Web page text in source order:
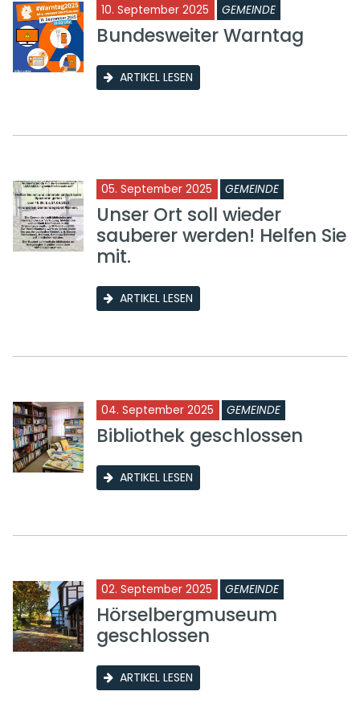
10. September 2025 GEMEINDE
Bundesweiter Warntag
ARTIKEL LESEN
05. September 2025 GEMEINDE
Unser Ort soll wieder
sauberer werden! Helfen Sie
mit.
ARTIKEL LESEN
04. September 2025 GEMEINDE
Bibliothek geschlossen
ARTIKEL LESEN
02. September 2025 GEMEINDE
Hörselbergmuseum
geschlossen
ARTIKEL LESEN